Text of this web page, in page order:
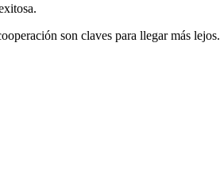
son claves para llegar más lejos.